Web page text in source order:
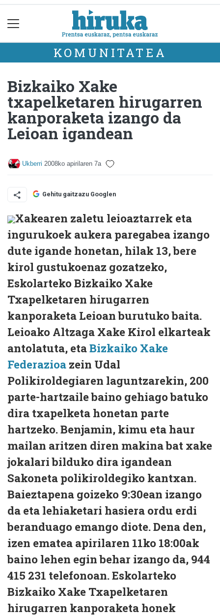
KOMUNITATEA
Bizkaiko Xake
txapelketaren hirugarren
kanporaketa izango da
Leioan igandean
Ukberri 2008ko apirilaren 7a
Gehitu gaitzazu Googlen
Xakearen zaletu leioaztarrek eta
ingurukoek aukera paregabea izango
dute igande honetan, hilak 13, bere
kirol gustukoenaz gozatzeko,
Eskolarteko Bizkaiko Xake
Txapelketaren hirugarren
kanporaketa Leioan burutuko baita.
Leioako Altzaga Xake Kirol elkarteak
antolatuta, etaBizkaiko Xake
Federazioa zein Udal
Polikiroldegiaren laguntzarekin, 200
parte-hartzaile baino gehiago batuko
dira txapelketa honetan parte
hartzeko. Benjamin, kimu eta haur
mailan aritzen diren makina bat xake
jokalari bilduko dira igandean
Sakoneta polikiroldegiko kantxan.
Baieztapena goizeko 9:30ean izango
da eta lehiaketari hasiera ordu erdi
beranduago emango diote. Dena den,
izen ematea apirilaren 11ko 18:00ak
baino lehen egin behar izango da, 944
415 231 telefonoan. Eskolarteko
Bizkaiko Xake Txapelketaren
hirugarren kanporaketa honek